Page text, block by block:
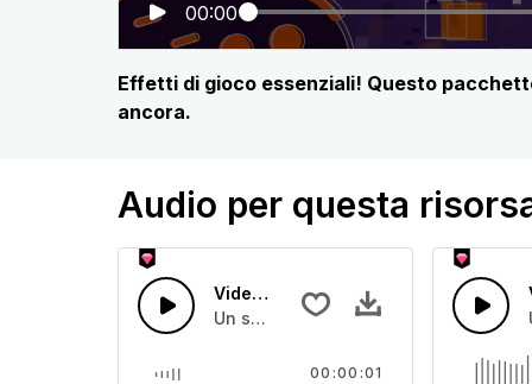
00:00
Effetti di gioco essenziali! Questo
ancora.
Audio per questa
Videogioco 05
Un suono digitale secco
00:00:01